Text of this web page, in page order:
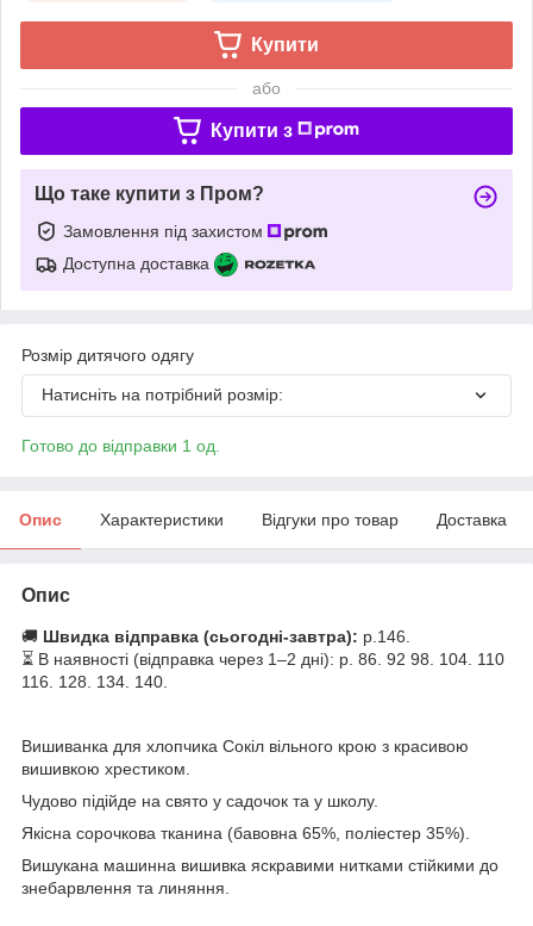
Купити
або
Купити з
Що таке купити з Пром?
Замовлення під захистом
Доступна доставка
Розмір дитячого одягу
Натисніть на потрібний розмір:
Готово до відправки 1 од.
Опис Характеристики Відгуки про товар Доставка
Опис
🚚 Швидка відправка (сьогодні-завтра): р.146.
⏳ В наявності (відправка через 1–2 дні): р. 86. 92 98. 104. 110
116. 128. 134. 140.
Вишиванка для хлопчика Сокіл вільного крою з красивою
вишивкою хрестиком.
Чудово підійде на свято у садочок та у школу.
Якісна сорочкова тканина (бавовна 65%, поліестер 35%).
Вишукана машинна вишивка яскравими нитками стійкими до
знебарвлення та линяння.